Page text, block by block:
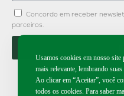
Concordo em receber
parceiros.
Usamos cookies em nosso site
mais relevante, lembrando
Ao clicar em “Aceitar”, você
todos os cookies. Para saber